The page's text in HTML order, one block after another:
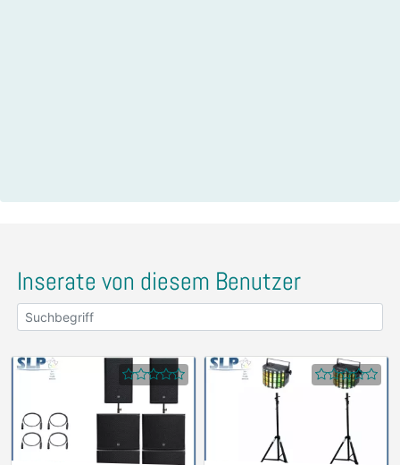
Inserate von diesem Benutzer